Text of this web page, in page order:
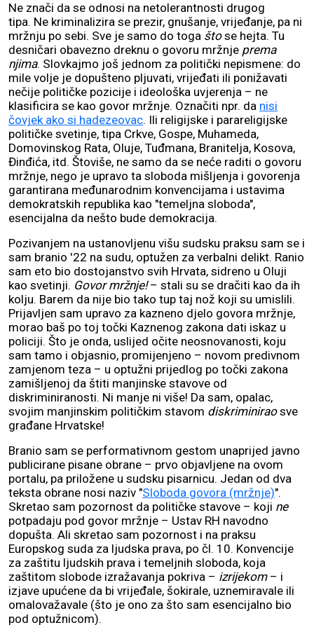
Ne znači da se odnosi na netolerantnosti drugog
tipa. Ne kriminalizira se prezir, gnušanje, vrijeđanje, pa ni
mržnju po sebi. Sve je samo do toga štose hejta. Tu
desničari obavezno dreknu o govoru mržnje prema
njima. Slovkajmo još jednom za politički nepismene: do
mile volje je dopušteno pljuvati, vrijeđati ili ponižavati
nečije političke pozicije i ideološka uvjerenja – ne
klasificira se kao govor mržnje. Označiti npr. da nisi
čovjek ako si hadezeovac. Ili religijske i parareligijske
političke svetinje, tipa Crkve, Gospe, Muhameda,
Domovinskog Rata, Oluje, Tuđmana, Branitelja, Kosova,
Đinđića, itd. Štoviše, ne samo da se neće raditi o govoru
mržnje, nego je upravo ta sloboda mišljenja i govorenja
garantirana međunarodnim konvencijama i ustavima
demokratskih republika kao "temeljna sloboda",
esencijalna da nešto bude demokracija.
Pozivanjem na ustanovljenu višu sudsku praksu sam se i
sam branio '22 na sudu, optužen za verbalni delikt. Ranio
sam eto bio dostojanstvo svih Hrvata, sidreno u Oluji
kao svetinji. Govor mržnje!– stali su se dračiti kao da ih
kolju. Barem da nije bio tako tup taj nož koji su umislili.
Prijavljen sam upravo za kazneno djelo govora mržnje,
morao baš po toj točki Kaznenog zakona dati iskaz u
policiji. Što je onda, uslijed očite neosnovanosti, koju
sam tamo i objasnio, promijenjeno – novom predivnom
zamjenom teza – u optužni prijedlog po točki zakona
zamišljenoj da štiti manjinske stavove od
diskriminiranosti. Ni manje ni više! Da sam, opalac,
svojim manjinskim političkim stavom diskriminiraosve
građane Hrvatske!
Branio sam se performativnom gestom unaprijed javno
publicirane pisane obrane – prvo objavljene na ovom
portalu, pa priložene u sudsku pisarnicu. Jedan od dva
teksta obrane nosi naziv "Sloboda govora (mržnje)".
Skretao sam pozornost da političke stavove – koji ne
potpadaju pod govor mržnje – Ustav RH navodno
dopušta. Ali skretao sam pozornost i na praksu
Europskog suda za ljudska prava, po čl. 10. Konvencije
za zaštitu ljudskih prava i temeljnih sloboda, koja
zaštitom slobode izražavanja pokriva – izrijekom– i
izjave upućene da bi vrijeđale, šokirale, uznemiravale ili
omalovažavale (što je ono za što sam esencijalno bio
pod optužnicom).